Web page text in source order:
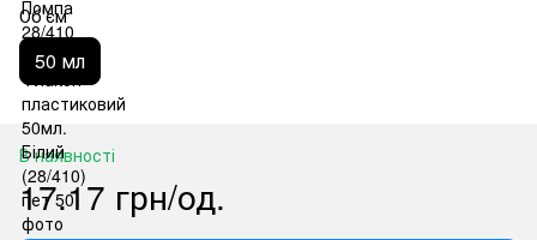
Об'єм
50 мл
В наявності
17.17 грн/од.